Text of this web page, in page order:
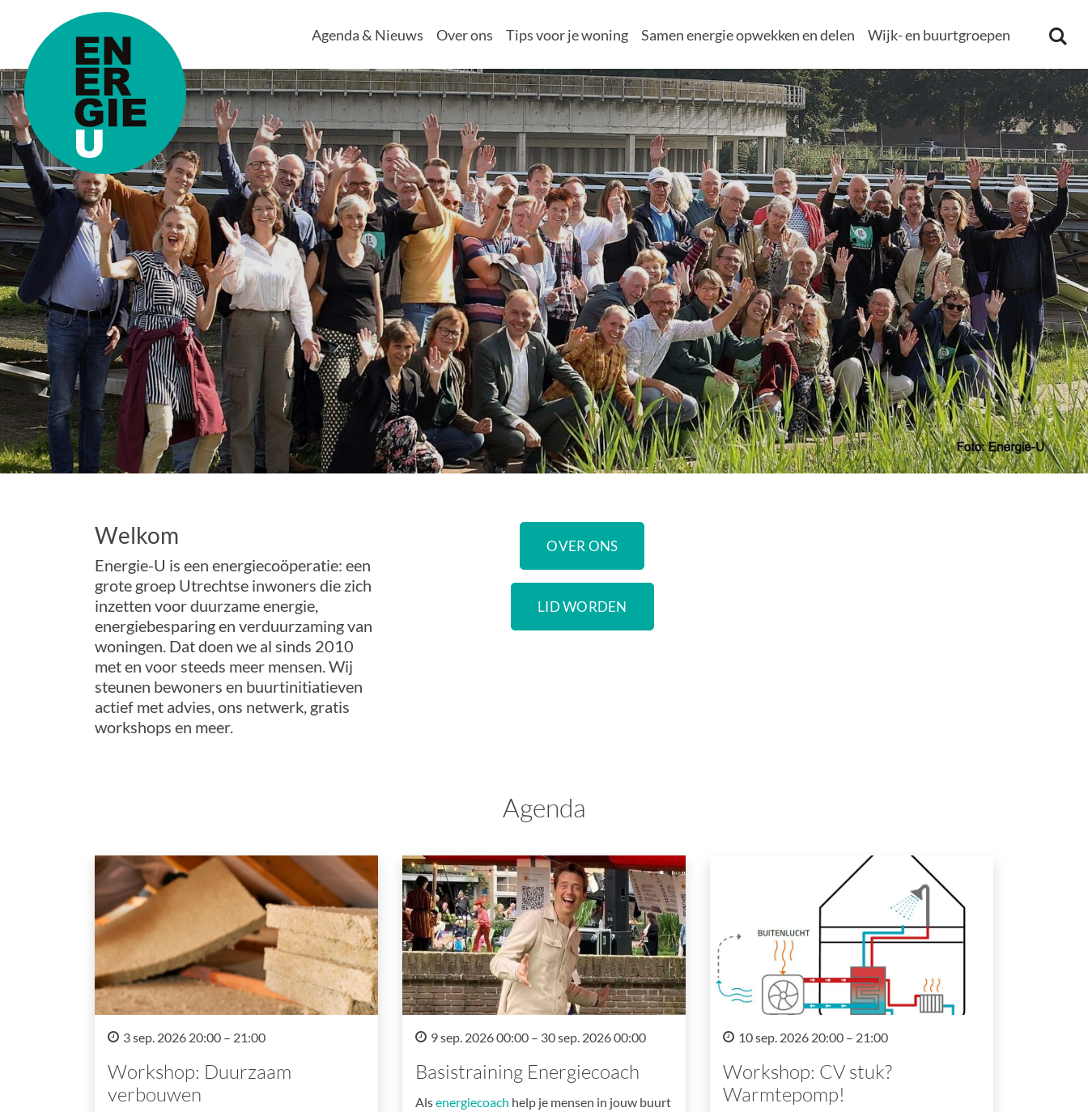
Agenda & Nieuws Over ons Tips voor je woning Samen energie opwekken en delen Wijk- en buurtgroepen
Welkom
Energie-U is een energiecoöperatie: een
grote groep Utrechtse inwoners die zich
inzetten voor duurzame energie,
energiebesparing en verduurzaming van
woningen. Dat doen we al sinds 2010
met en voor steeds meer mensen. Wij
steunen bewoners en buurtinitiatieven
actief met advies, ons netwerk, gratis
workshops en meer.
OVER ONS
LID WORDEN
Agenda
3 sep. 2026 20:00 – 21:00
Workshop: Duurzaam
verbouwen
9 sep. 2026 00:00 – 30 sep. 2026 00:00
Basistraining Energiecoach
Alsenergiecoach help je mensen in jouw buurt
10 sep. 2026 20:00 – 21:00
Workshop: CV stuk?
Warmtepomp!